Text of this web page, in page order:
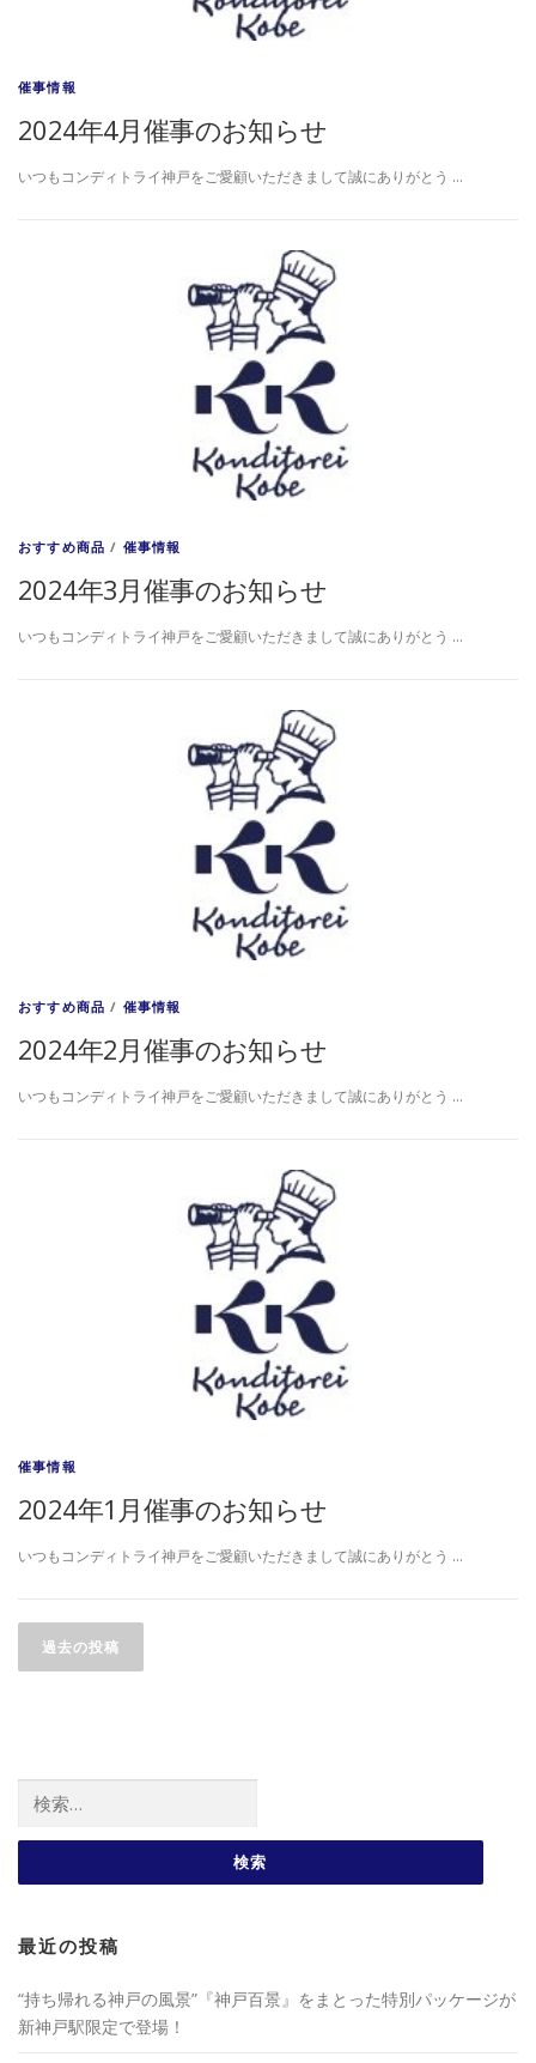
催事情報
2024年4月催事のお知らせ
いつもコンディトライ神戸をご愛顧いただきまして誠にありがとう …
おすすめ商品 / 催事情報
2024年3月催事のお知らせ
いつもコンディトライ神戸をご愛顧いただきまして誠にありがとう …
おすすめ商品 / 催事情報
2024年2月催事のお知らせ
いつもコンディトライ神戸をご愛顧いただきまして誠にありがとう …
催事情報
2024年1月催事のお知らせ
いつもコンディトライ神戸をご愛顧いただきまして誠にありがとう …
投稿ナビゲーション
過去の投稿
最近の投稿
“持ち帰れる神戸の風景”『神戸百景』をまとった特別パッケージが
新神戸駅限定で登場！